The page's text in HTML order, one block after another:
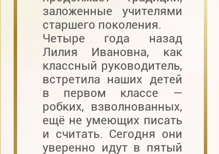
заложенные учителями
старшего поколения.
Четыре года назад
Лилия Ивановна, как
классный руководитель,
встретила наших детей
в первом классе —
робких, взволнованных,
ещё не умеющих писать
и считать. Сегодня они
уверенно идут в пятый